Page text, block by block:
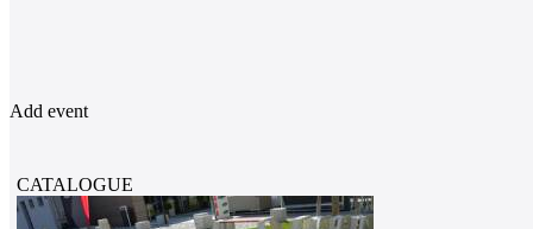
Add event
CATALOGUE